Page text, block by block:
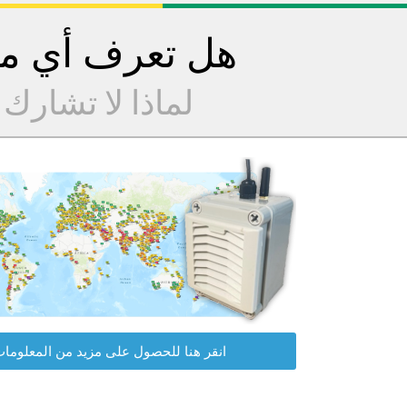
هل تعرف أي
لماذا لا
انقر هنا للحصول على مزيد من